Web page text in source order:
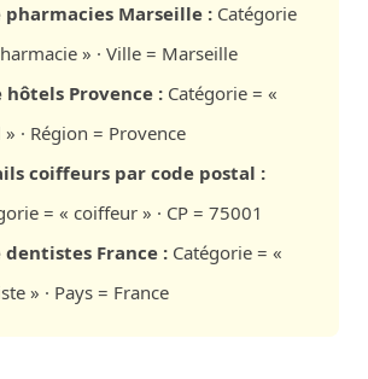
pharmacies Marseille : Catégorie
» · Ville = Marseille
hôtels Provence : Catégorie = «
· Région = Provence
coiffeurs par code postal :
= « coiffeur » · CP = 75001
dentistes France : Catégorie = «
» · Pays = France